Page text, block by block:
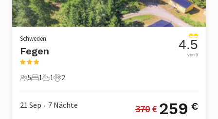
Schweden
Fegen
5 Gäste
5
1 Schlafzimmer
1
1 Badezimmer
1
2 Haustiere
2
4.5
von 5
21 Sep • 7 Nächte 370 € 259 €